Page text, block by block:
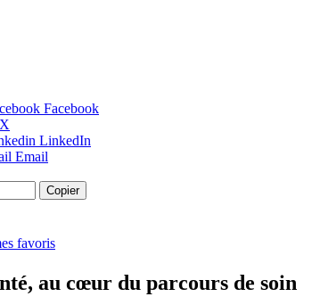
Facebook
X
LinkedIn
Email
Copier
favoris
au cœur du parcours de soin